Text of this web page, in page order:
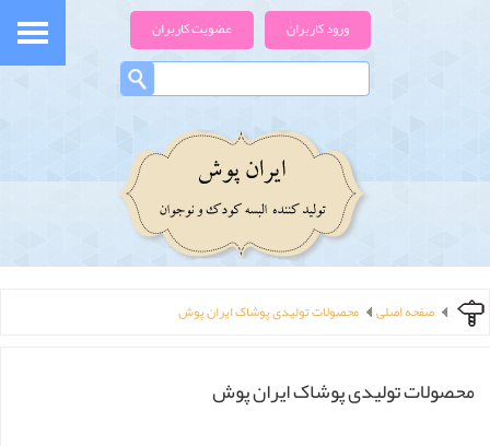
ورود کاربران عضویت کاربران
صفحه اصلی محصولات تولیدی پوشاک ایران پوش
محصولات تولیدی پوشاک ایران پوش